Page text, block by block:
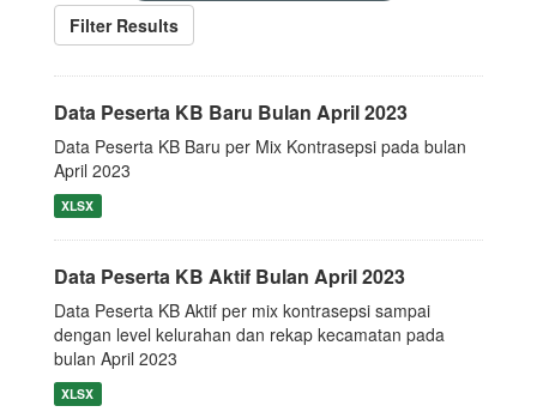
Filter Results
Data Peserta KB Baru Bulan April 2023
Data Peserta KB Baru per Mix Kontrasepsi pada bulan
April 2023
XLSX
Data Peserta KB Aktif Bulan April 2023
Data Peserta KB Aktif per mix kontrasepsi sampai
dengan level kelurahan dan rekap kecamatan pada
bulan April 2023
XLSX